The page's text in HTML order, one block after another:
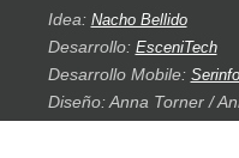
Idea: Nacho Bellido
Desarrollo: EsceniTech
Desarrollo Mobile:
Diseño: Anna Torner /